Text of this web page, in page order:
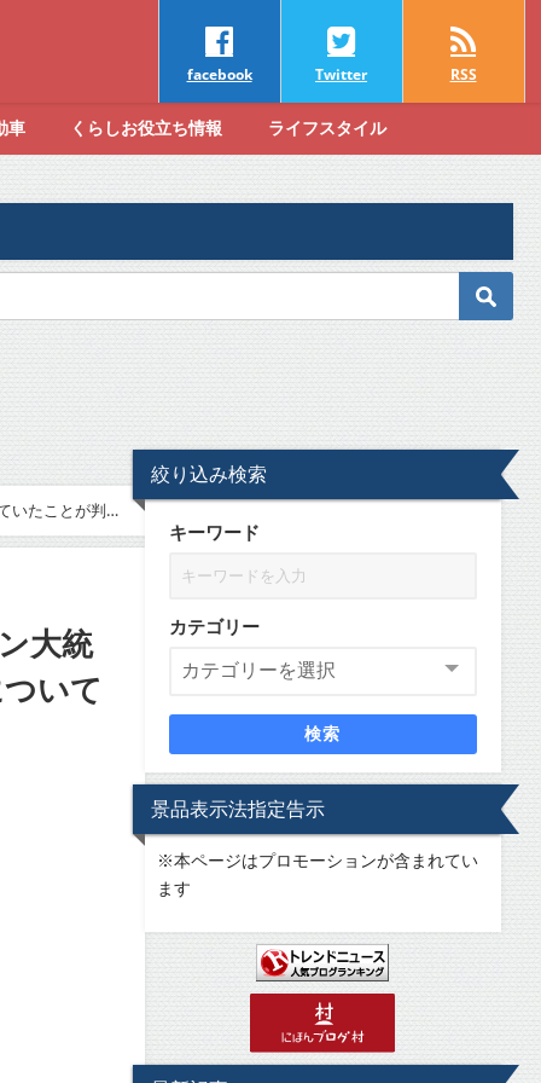
facebook Twitter RSS
車 くらしお役立ち情報 ライフスタイル
いたことが判
大統
いて
絞り込み検索
キーワード
カテゴリー
検索
景品表示法指定告示
※本ページはプロモーションが含まれてい
ます